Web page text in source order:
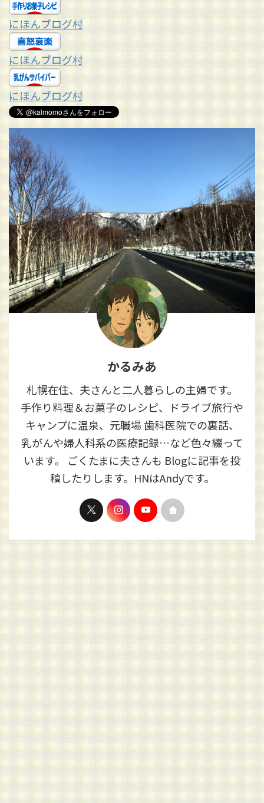
にほんブログ村
にほんブログ村
にほんブログ村
かるみあ
札幌在住、夫さんと二人暮らしの主婦です。
手作り料理＆お菓子のレシピ、ドライブ旅行や
キャンプに温泉、元職場 歯科医院での裏話、
乳がんや婦人科系の医療記録…など色々綴って
います。 ごくたまに夫さんも Blogに記事を投
稿したりします。HNはAndyです。